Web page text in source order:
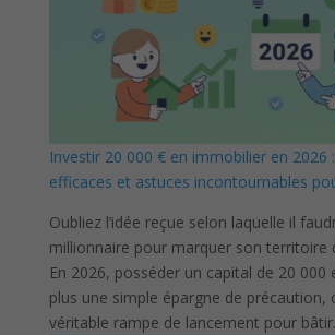
Investir 20 000 € en immobilier en 2026
efficaces et astuces incontournables
Oubliez l’idée reçue selon laquelle il
millionnaire pour marquer son territoire
En 2026, posséder un capital de 20 000
plus une simple épargne de précaution,
véritable rampe de lancement pour